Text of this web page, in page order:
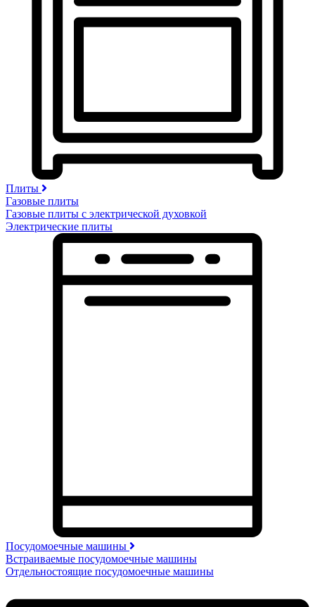
Плиты
Газовые плиты
Газовые плиты с электрической духовкой
Электрические плиты
Посудомоечные машины
Встраиваемые посудомоечные машины
Отдельностоящие посудомоечные машины